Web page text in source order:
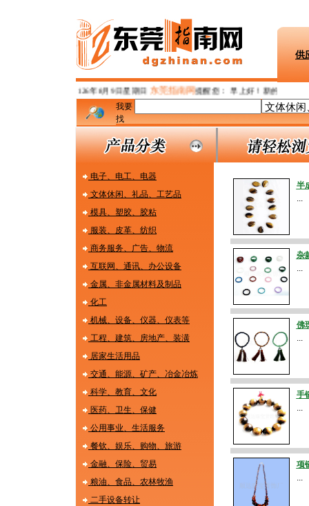
供
126年8月
我要
找
电子、电工、电器
文体休闲、礼品、工艺品
模具、塑胶、胶粘
服装、皮革、纺织
商务服务、广告、物流
互联网、通讯、办公设备
金属、非金属材料及制品
化工
机械、设备、仪器、仪表等
工程、建筑、房地产、装潢
居家生活用品
交通、能源、矿产、冶金冶炼
科学、教育、文化
医药、卫生、保健
公用事业、生活服务
餐钦、娱乐、购物、旅游
金融、保险、贸易
粮油、食品、农林牧渔
二手设备转让
半
...
杂
...
佛
...
手
...
项
...